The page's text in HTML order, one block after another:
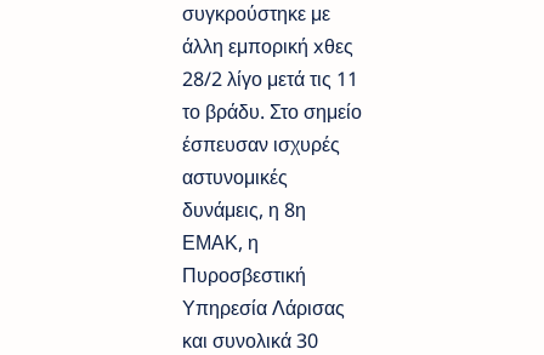
συγκρούστηκε με
άλλη εμπορική xθες
28/2 λίγο μετά τις 11
το βράδυ. Στο σημείο
έσπευσαν ισχυρές
αστυνομικές
δυνάμεις, η 8η
ΕΜΑΚ, η
Πυροσβεστική
Υπηρεσία Λάρισας
και συνολικά 30